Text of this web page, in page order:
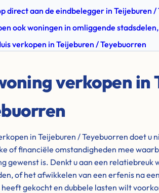
direct aan de eindbelegger in Teijeburen /
ook woningen in omliggende
verkopen in Teijeburen / Teyebuorren
verkopen in
in Teijeburen / Teyebuorren doet u
of financiële omstandigheden mee
gewenst is. Denkt u aan een relatiebreuk
of het afwikkelen van een erfenis na
heeft gekocht en dubbele lasten wilt